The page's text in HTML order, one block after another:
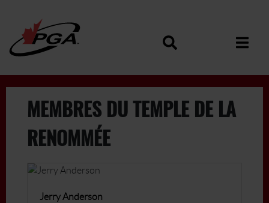
MEMBRES DU TEMPLE DE LA
RENOMMÉE
Jerry Anderson